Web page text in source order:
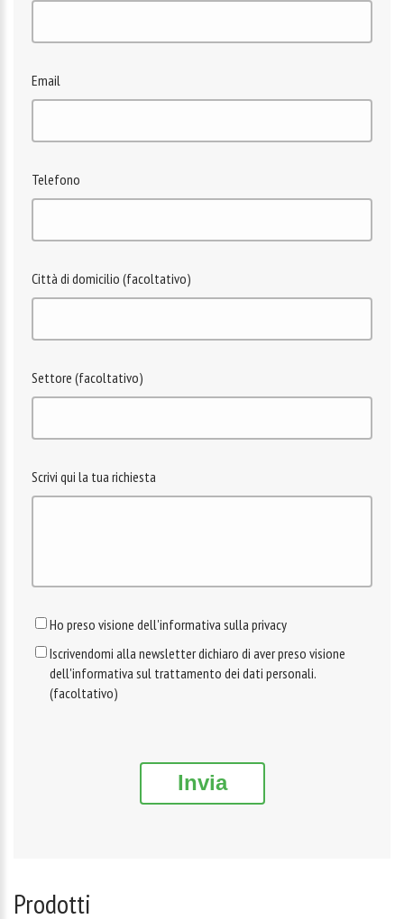
Email
Telefono
Città di domicilio (facoltativo)
Settore (facoltativo)
Scrivi qui la tua richiesta
Ho preso visione dell'informativa sulla privacy
Iscrivendomi alla newsletter dichiaro di aver preso visione
dell'informativa sul trattamento dei dati personali.
(facoltativo)
Invia
Prodotti